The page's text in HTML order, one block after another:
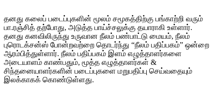
தனது கலைப் படைப்புகளின் மூலம் சமூகத்திற்கு பங்காற்றி வரும்
பா.ரஞ்சித் தற்போது, அடுத்த பாய்ச்சலுக்கு தயாராகி உள்ளார்.
தனது கனவிலிருந்து உருவான நீலம் பண்பாட்டு மையம், நீலம்
புரொடக்சன்ஸ் போன்றவற்றை தொடர்ந்து “நீலம் பதிப்பகம்” ஒன்றை
ஆரம்பித்துள்ளார். நீலம் பதிப்பகம் இளம் எழுத்தாளர்களை
அடையாளம் காண்பதும், மூத்த எழுத்தாளர்கள் &
சிந்தனையாளர்களின் படைப்புகளை மறுபதிப்பு செய்வதையும்
இலக்காகக் கொண்டுள்ளது.